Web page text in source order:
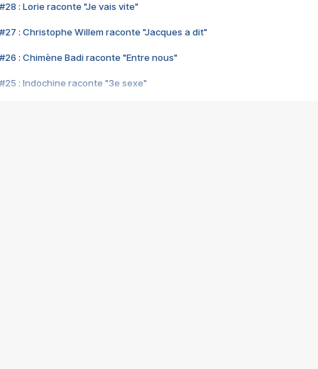
#28 : Lorie raconte "Je vais vite"
#27 : Christophe Willem raconte "Jacques a dit"
#26 : Chimène Badi raconte "Entre nous"
#25 : Indochine raconte "3e sexe"